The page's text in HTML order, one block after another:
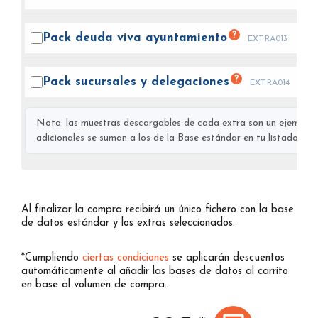
Pack deuda viva ayuntamiento ? EXTRA013
Pack sucursales y delegaciones ? EXTRA014
Nota: las muestras descargables de cada extra son un
adicionales se suman a los de la Base estándar en tu listado
Al finalizar la compra recibirá un único fichero con la base
de datos estándar y los extras seleccionados.
*Cumpliendo ciertas condiciones se aplicarán descuentos
automáticamente al añadir las bases de datos al carrito
en base al volumen de compra.